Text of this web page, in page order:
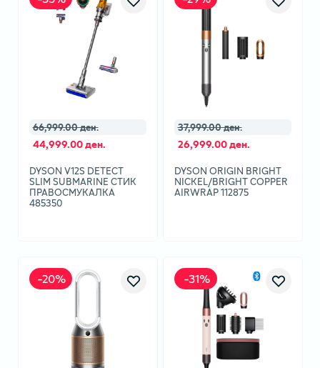
66,999.00 ден.
44,999.00 ден.
DYSON V12S DETECT
SLIM SUBMARINE СТИК
ПРАВОСМУКАЛКА
485350
37,999.00 ден.
26,999.00 ден.
DYSON ORIGIN BRIGHT
NICKEL/BRIGHT COPPER
AIRWRAP 112875
-20% -31%